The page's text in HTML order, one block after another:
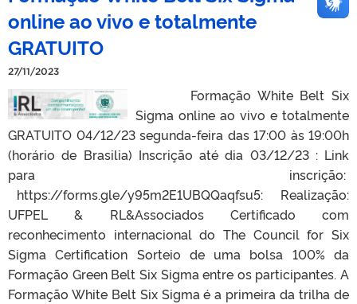
online ao vivo e totalmente
GRATUITO
27/11/2023
Formação White Belt Six
Sigma online ao vivo e totalmente
GRATUITO 04/12/23 segunda-feira das 17:00 às 19:00h
(horário de Brasilia) Inscrição até dia 03/12/23 : Link
para inscrição:
https://forms.gle/y95m2E1UBQQaqfsu5: Realização:
UFPEL & RL&Associados Certificado com
reconhecimento internacional do The Council for Six
Sigma Certification Sorteio de uma bolsa 100% da
Formação Green Belt Six Sigma entre os participantes. A
Formação White Belt Six Sigma é a primeira da trilha de